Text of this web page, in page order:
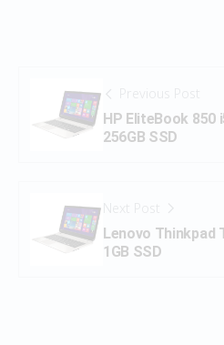
Previous Post
HP EliteBook 850
256GB SSD
Next Post
Lenovo Thinkpad
1GB SSD